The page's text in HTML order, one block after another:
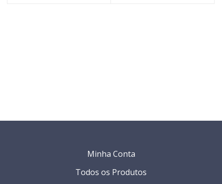
Minha Conta
Todos os Produtos